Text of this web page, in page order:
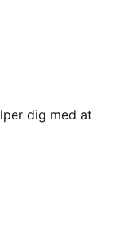
dig med at